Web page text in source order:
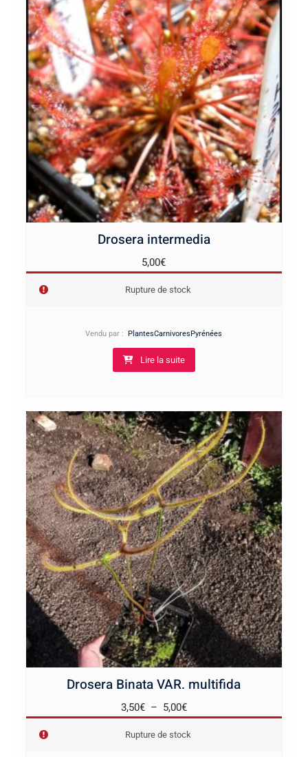
Drosera intermedia
5,00€
Rupture de stock
Vendu par :PlantesCarnivoresPyrénées
Lire la suite
Drosera Binata VAR. multifida
3,50€ – 5,00€Plage
Rupture de stock